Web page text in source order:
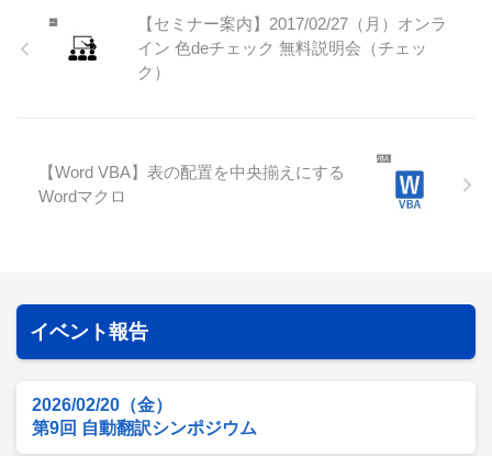
【セミナー案内】2017/02/27（月）オンラ
イン 色deチェック 無料説明会（チェッ
ク）
【Word VBA】表の配置を中央揃えにする
Wordマクロ
イベント報告
2026/02/20（金）
第9回 自動翻訳シンポジウム